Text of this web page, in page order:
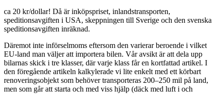
ca 20 kr/dollar! Då är inköpspriset, inlandstransporten,
speditionsavgiften i USA, skeppningen till Sverige och den svenska
speditionsavgiften inräknad.
Däremot inte införselmoms eftersom den varierar beroende i vilket
EU-land man väljer att importera bilen. Vår avsikt är att dela upp
bilarnas skick i tre klasser, där varje klass får en kortfattad artikel. I
den föregående artikeln kalkylerade vi lite enkelt med ett körbart
renoveringsobjekt som behöver transporteras 200–250 mil på land,
men som går att starta och med viss hjälp (däck med luft i och